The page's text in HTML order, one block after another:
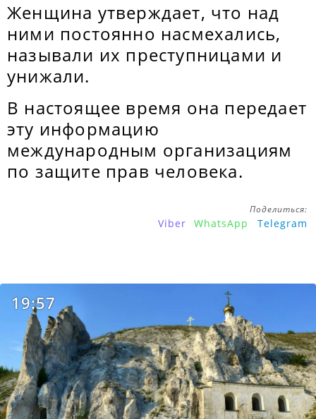
Женщина утверждает, что над
ними постоянно насмехались,
называли их преступницами и
унижали.
В настоящее время она передает
эту информацию
международным организациям
по защите прав человека.
Поделиться:
Viber WhatsApp Telegram
19:57